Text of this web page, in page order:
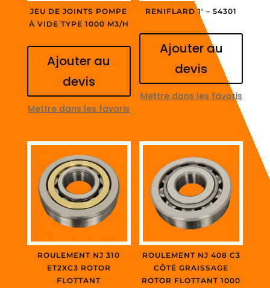
JEU DE JOINTS POMPE
À VIDE TYPE 1000 M3/H
Ajouter au
devis
Mettre dans les favoris
RENIFLARD 1′ – 54301
Ajouter au
devis
Mettre dans les favoris
ROULEMENT NJ 310
ET2XC3 ROTOR
FLOTTANT
ROULEMENT NJ 408 C3
CÔTÉ GRAISSAGE
ROTOR FLOTTANT 1000